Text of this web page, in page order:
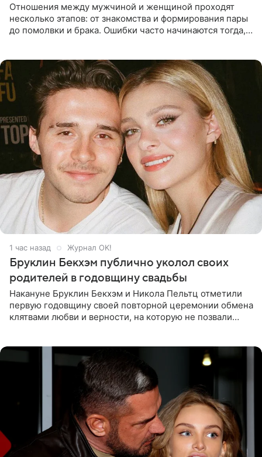
Отношения между мужчиной и женщиной проходят
несколько этапов: от знакомства и формирования пары
до помолвки и брака. Ошибки часто начинаются тогда,
1 час назад Журнал OK!
Бруклин Бекхэм публично уколол своих
родителей в годовщину свадьбы
Накануне Бруклин Бекхэм и Никола Пельтц отметили
первую годовщину своей повторной церемонии обмена
клятвами любви и верности, на которую не позвали